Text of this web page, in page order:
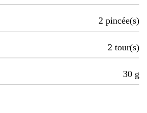
2 pincée(s)
2 tour(s)
30 g